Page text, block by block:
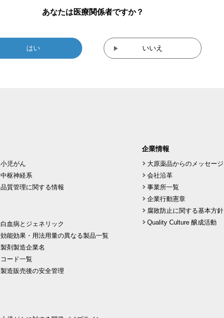
あなたは医療関係者ですか？
はい いいえ
小児がん
中枢神経系
品質管理に関する情報
白血病とジェネリック
効能効果・用法用量の異なる製品一覧
製剤製造企業名
コード一覧
製造販売後の安全管理
企業情報
大原薬品からのメッセージ
会社沿革
事業所一覧
企業行動憲章
腐敗防止に関する基本方針
Quality Culture 醸成活動